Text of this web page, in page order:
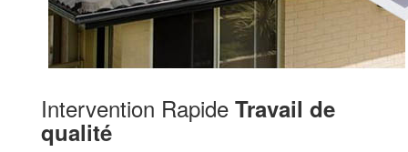
Intervention Rapide Travail de
qualité